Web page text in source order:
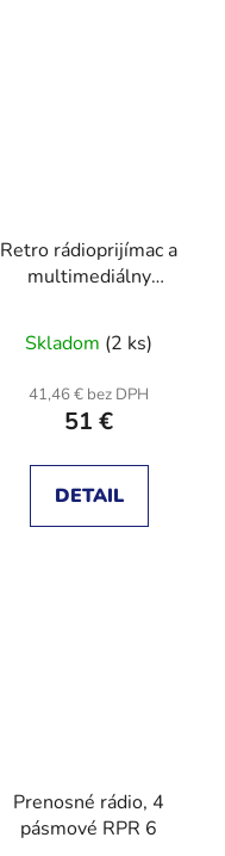
Retro rádioprijímac a
multimediálny
Skladom (2 ks)
41,46 € bez DPH
51 €
DETAIL
Prenosné rádio, 4
pásmové RPR 6